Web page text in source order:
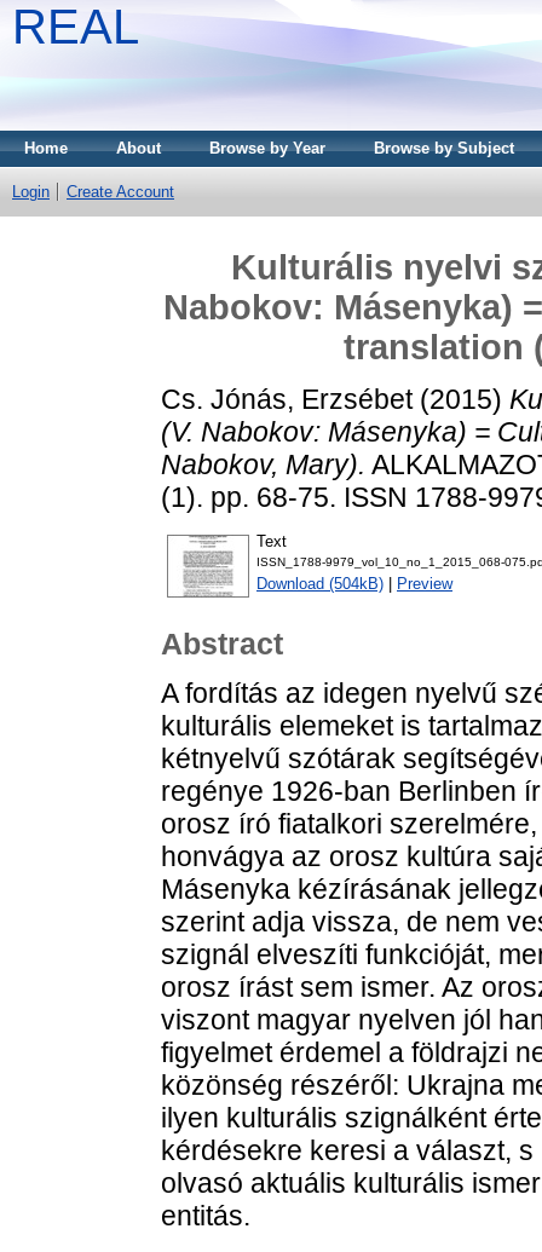
REAL
Home About Browse by Year Browse by Subject
Login Create Account
Kulturális nyelvi
Nabokov: Másenyka)
translation
Cs. Jónás, Erzsébet(2015)
(V. Nabokov: Másenyka) =
Nabokov, Mary).
(1). pp. 68-75. ISSN 1788-
Text
ISSN_1788-9979_vol_10_no_1_2015_068-
Download (504kB) Preview
Abstract
A fordítás az idegen nyelvű
kulturális elemeket is
kétnyelvű szótárak
regénye 1926-ban Berlinben
orosz író fiatalkori
honvágya az orosz kultúra
Másenyka kézírásának
szerint adja vissza, de nem
szignál elveszíti funkcióját,
orosz írást sem ismer. Az
viszont magyar nyelven jól
figyelmet érdemel a földrajzi
közönség részéről: Ukrajna
ilyen kulturális szignálként
kérdésekre keresi a választ,
olvasó aktuális kulturális
entitás.